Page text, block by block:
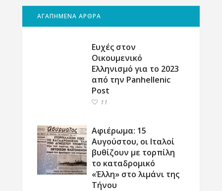
ΑΓΑΠΗΜΕΝΑ ΑΡΘΡΑ
Ευχές στον
Οικουμενικό
Ελληνισμό για το 2023
από την Panhellenic
Post
11
Αφιέρωμα: 15
Αυγούστου, οι Ιταλοί
βυθίζουν με τορπίλη
το καταδρομικό
«Έλλη» στο λιμάνι της
Τήνου